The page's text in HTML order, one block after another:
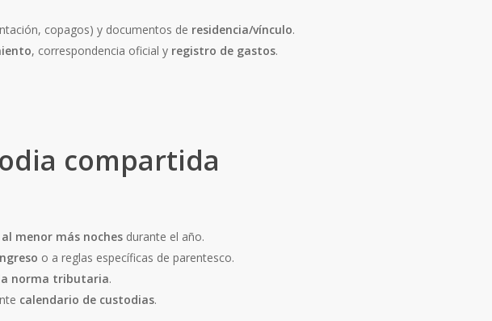
copagos) y documentos de residencia/vínculo.
, correspondencia oficial y registro de gastos.
compartida
menor más noches durante el año.
o a reglas específicas de parentesco.
norma tributaria.
calendario de custodias.